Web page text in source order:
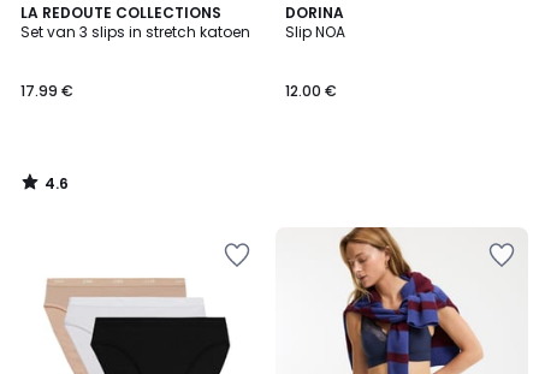
LA REDOUTE COLLECTIONS
Set van 3 slips in stretch katoen
17.99 €
4.6
/ 5
4.6
/
DORINA
Slip NOA
12.00 €